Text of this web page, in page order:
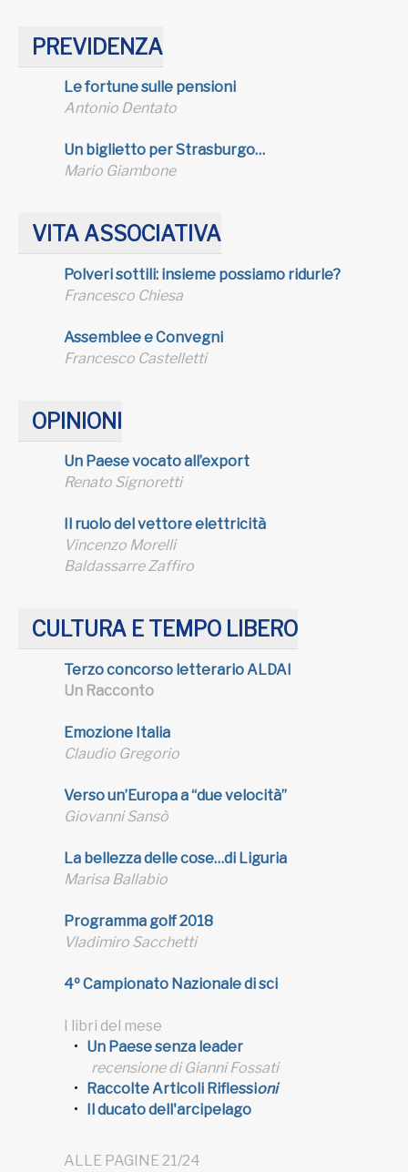
PREVIDENZA
Le fortune sulle pensioni
Antonio Dentato
Un biglietto per Strasburgo…
Mario Giambone
VITA ASSOCIATIVA
Polveri sottili: insieme possiamo ridurle?
Francesco Chiesa
Assemblee e Convegni
Francesco Castelletti
OPINIONI
Un Paese vocato all’export
Renato Signoretti
Il ruolo del vettore elettricità
Vincenzo Morelli
Baldassarre Zaffiro
CULTURA E TEMPO LIBERO
Terzo concorso letterario ALDAI
Un Racconto
Emozione Italia
Claudio Gregorio
Verso un’Europa a “due velocità”
Giovanni Sansò
La bellezza delle cose…di Liguria
Marisa Ballabio
Programma golf 2018
Vladimiro Sacchetti
4º Campionato Nazionale di sci
I libri del mese
Un Paese senza leader
recensione di Gianni Fossati
Raccolte Articoli Riflessioni
Il ducato dell'arcipelago
ALLE PAGINE 21/24